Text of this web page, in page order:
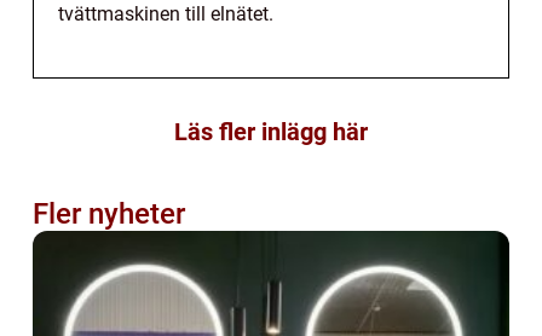
tvättmaskinen till elnätet.
Läs fler inlägg här
Fler nyheter